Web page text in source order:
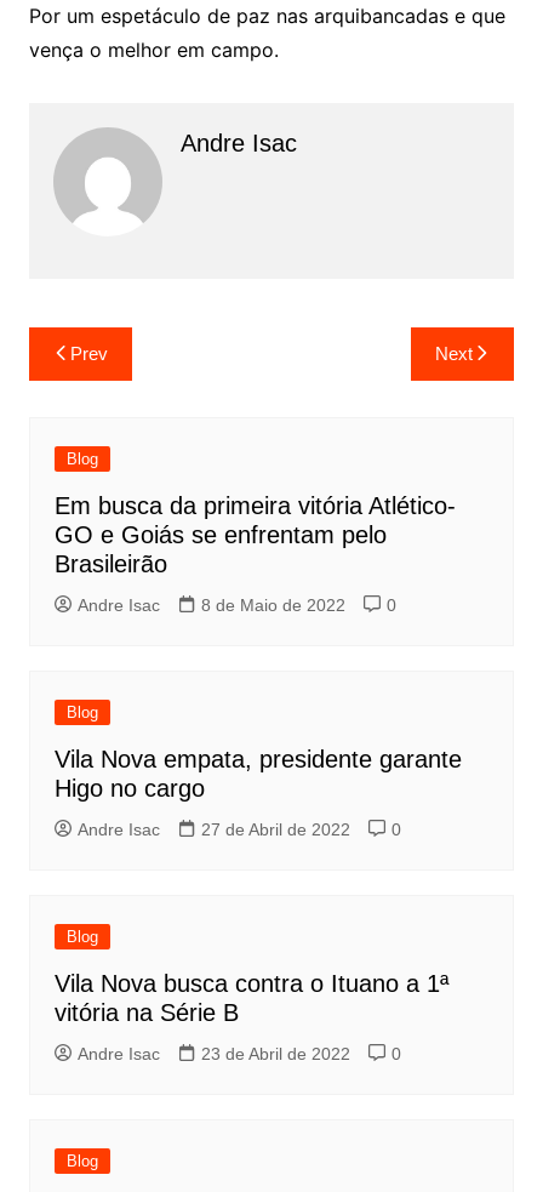
Por um espetáculo de paz nas arquibancadas e que
vença o melhor em campo.
Andre Isac
Prev Next
Blog
Em busca da primeira vitória Atlético-
GO e Goiás se enfrentam pelo
Brasileirão
Andre Isac 8 de Maio de 2022 0
Blog
Vila Nova empata, presidente garante
Higo no cargo
Andre Isac 27 de Abril de 2022 0
Blog
Vila Nova busca contra o Ituano a 1ª
vitória na Série B
Andre Isac 23 de Abril de 2022 0
Blog